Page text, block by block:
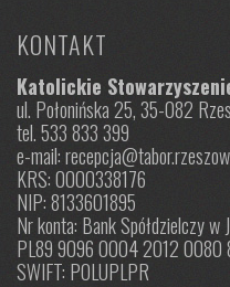
KONTAKT
Katolickie
ul. Połonińska 25, 35-082
tel. 533 833 399
e-mail:
KRS: 0000338176
NIP: 8133601895
Nr konta: Bank Spółdzielczy w
PL89 9096 0004 2012 0080
SWIFT: POLUPLPR